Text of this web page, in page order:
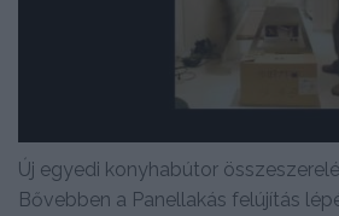
Új egyedi konyhabútor
Bővebben a Panellakás felújítás